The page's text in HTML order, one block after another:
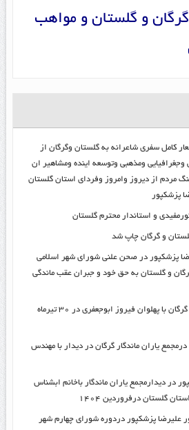
و گلستان و مواهب
کامل سفری شاعرانه به گلستان وگرگان از
ومذهبی وتوسعه اینده ومشاهیر ان
مردم از دیروز وامروز وفردای استان گلستان
پزشکپور
و استاندار محترم گلستان
و گرگان چاپ شد
پزشکپور در صحن علنی شورای شهر اسلامی
و گلستان به حق خود و جبران عقب ماندگی
دیدار اعضا یاران ماندگار گرگان با پهلوان فیروز ابوجعفری در ۳۰ تیرماه
یاران ماندگار گرگان در دیدار با مهندس
در دیدارمجمع یاران ماندگار باخانم ابشناس
گلستان درفروردین ۱۴۰۴
علیرضا پزشکپور دردوره شورای چهارم شهر